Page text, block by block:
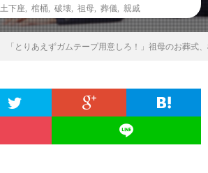
土下座 棺桶 破壊 祖母 葬儀 親戚
「とりあえずガムテープ用意しろ！」祖母のお葬